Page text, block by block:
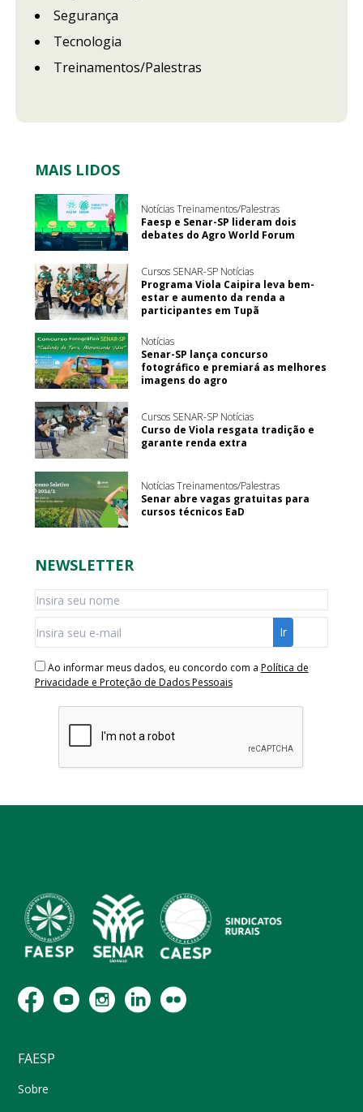
Segurança
Tecnologia
Treinamentos/Palestras
MAIS LIDOS
Notícias Treinamentos/Palestras
Faesp e Senar-SP lideram dois
debates do Agro World Forum
Cursos SENAR-SP Notícias
Programa Viola Caipira leva bem-
estar e aumento da renda a
participantes em Tupã
Notícias
Senar-SP lança concurso
fotográfico e premiará as melhores
imagens do agro
Cursos SENAR-SP Notícias
Curso de Viola resgata tradição e
garante renda extra
Notícias Treinamentos/Palestras
Senar abre vagas gratuitas para
cursos técnicos EaD
NEWSLETTER
Ao informar meus dados, eu concordo com a Política de
Privacidade e Proteção de Dados Pessoais
FAESP
Sobre